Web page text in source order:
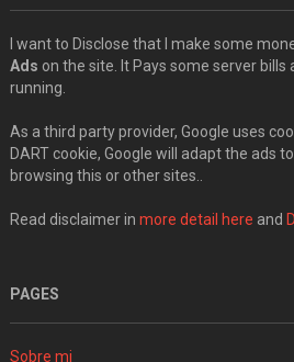
I want to Disclose that I make some
Ads on the site. It Pays some server bills
running.
As a third party provider, Google uses
DART cookie, Google will adapt the ads
browsing this or other sites..
Read disclaimer in more detail here and
PAGES
Sobre mi